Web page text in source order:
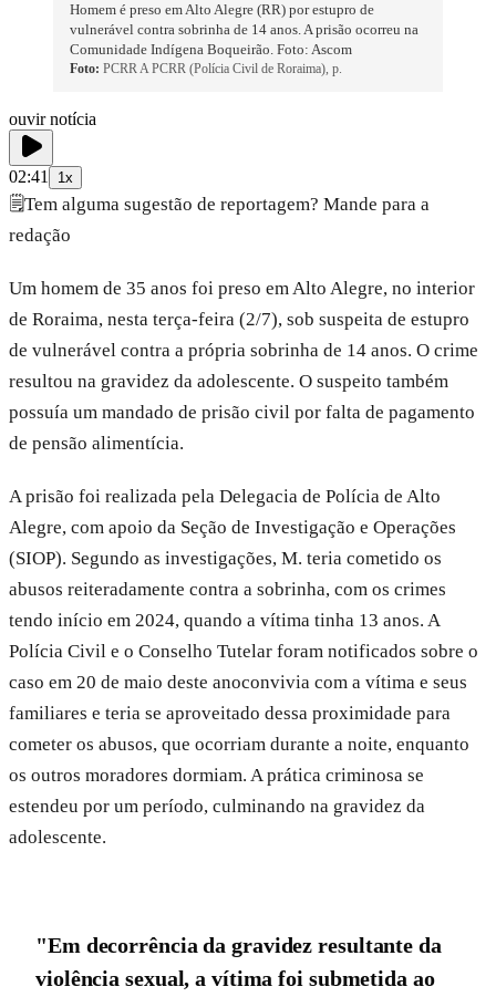
Homem é preso em Alto Alegre (RR) por estupro de
vulnerável contra sobrinha de 14 anos. A prisão ocorreu na
Comunidade Indígena Boqueirão. Foto: Ascom
Foto: PCRR A PCRR (Polícia Civil de Roraima), p.
ouvir notícia
02:41 1x
🗒️Tem alguma sugestão de reportagem? Mande para a
redação
Um homem de 35 anos foi preso em Alto Alegre, no interior
de Roraima, nesta terça-feira (2/7), sob suspeita de estupro
de vulnerável contra a própria sobrinha de 14 anos. O crime
resultou na gravidez da adolescente. O suspeito também
possuía um mandado de prisão civil por falta de pagamento
de pensão alimentícia.
A prisão foi realizada pela Delegacia de Polícia de Alto
Alegre, com apoio da Seção de Investigação e Operações
(SIOP). Segundo as investigações, M. teria cometido os
abusos reiteradamente contra a sobrinha, com os crimes
tendo início em 2024, quando a vítima tinha 13 anos. A
Polícia Civil e o Conselho Tutelar foram notificados sobre o
caso em 20 de maio deste anoconvivia com a vítima e seus
familiares e teria se aproveitado dessa proximidade para
cometer os abusos, que ocorriam durante a noite, enquanto
os outros moradores dormiam. A prática criminosa se
estendeu por um período, culminando na gravidez da
adolescente.
"Em decorrência da gravidez resultante da
violência sexual, a vítima foi submetida ao